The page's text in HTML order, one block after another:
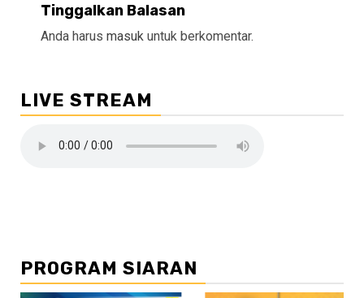
Tinggalkan Balasan
Anda harus masuk untuk berkomentar.
LIVE STREAM
PROGRAM SIARAN